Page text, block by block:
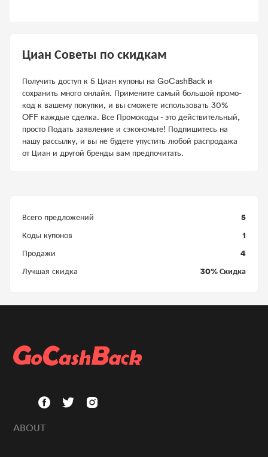
Циан Советы по скидкам
Получить доступ к 5 Циан купоны на GoCashBack и
сохранить много онлайн. Примените самый большой промо-
код к вашему покупки, и вы сможете использовать 30%
OFF каждые сделка. Все Промокоды - это действительный,
просто Подать заявление и сэкономьте! Подпишитесь на
нашу рассылку, и вы не будете упустить любой распродажа
от Циан и другой бренды вам предпочитать.
Всего предложений 5
Коды купонов 1
Продажи 4
Лучшая скидка 30% Скидка
ABOUT